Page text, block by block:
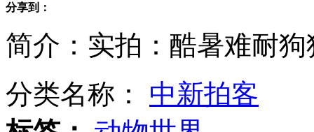
传郭敬明将上相亲节目
美国十大高薪职业 空管员列首位
分享到：
简介：实拍：酷暑难耐
分类名称： 中新拍客